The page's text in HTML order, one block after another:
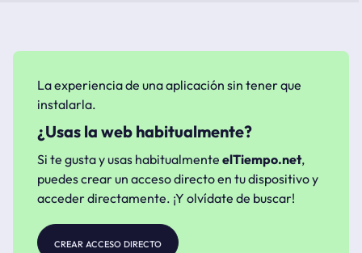
La experiencia de una aplicación sin tener que
instalarla.
¿Usas la web habitualmente?
Si te gusta y usas habitualmente elTiempo.net,
puedes crear un acceso directo en tu dispositivo y
acceder directamente. ¡Y olvídate de buscar!
crear acceso directo